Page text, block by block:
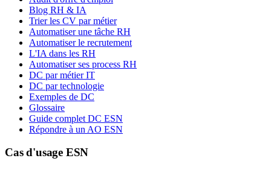
Blog RH & IA
Trier les CV par métier
Automatiser une tâche RH
Automatiser le recrutement
L'IA dans les RH
Automatiser ses process RH
DC par métier IT
DC par technologie
Exemples de DC
Glossaire
Guide complet DC ESN
Répondre à un AO ESN
Cas d'usage ESN